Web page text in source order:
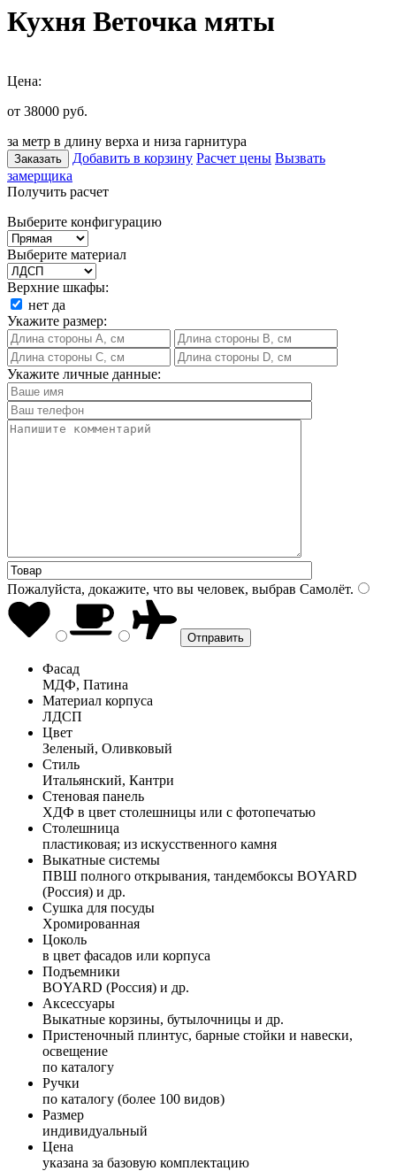
Кухня Веточка мяты
Цена:
от 38000 руб.
за метр в длину верха и низа гарнитура
Заказать Добавить в корзину Расчет цены Вызвать
замерщика
Получить расчет
Выберите конфигурацию
Выберите материал
Верхние шкафы:
нет да
Укажите размер:
Укажите личные данные:
Пожалуйста, докажите, что вы человек, выбрав Самолёт.
Фасад
МДФ, Патина
Материал корпуса
ЛДСП
Цвет
Зеленый, Оливковый
Стиль
Итальянский, Кантри
Стеновая панель
ХДФ в цвет столешницы или с фотопечатью
Столешница
пластиковая; из искусственного камня
Выкатные системы
ПВШ полного открывания, тандембоксы BOYARD
(Россия) и др.
Сушка для посуды
Хромированная
Цоколь
в цвет фасадов или корпуса
Подъемники
BOYARD (Россия) и др.
Аксессуары
Выкатные корзины, бутылочницы и др.
Пристеночный плинтус, барные стойки и навески,
освещение
по каталогу
Ручки
по каталогу (более 100 видов)
Размер
индивидуальный
Цена
указана за базовую комплектацию